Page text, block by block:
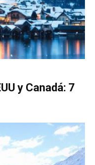
y Canadá: 7